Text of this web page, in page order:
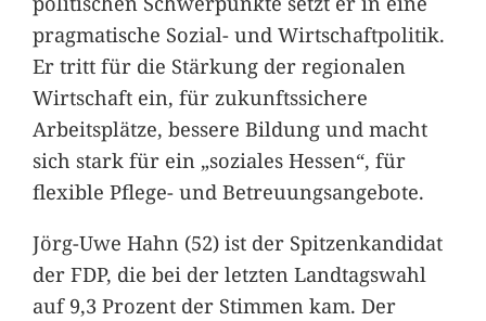
pragmatische Sozial- und Wirtschaftpolitik.
Er tritt für die Stärkung der regionalen
Wirtschaft ein, für zukunftssichere
Arbeitsplätze, bessere Bildung und macht
sich stark für ein „soziales Hessen“, für
flexible Pflege- und Betreuungsangebote.
Jörg-Uwe Hahn (52) ist der Spitzenkandidat
der FDP, die bei der letzten Landtagswahl
auf 9,3 Prozent der Stimmen kam. Der